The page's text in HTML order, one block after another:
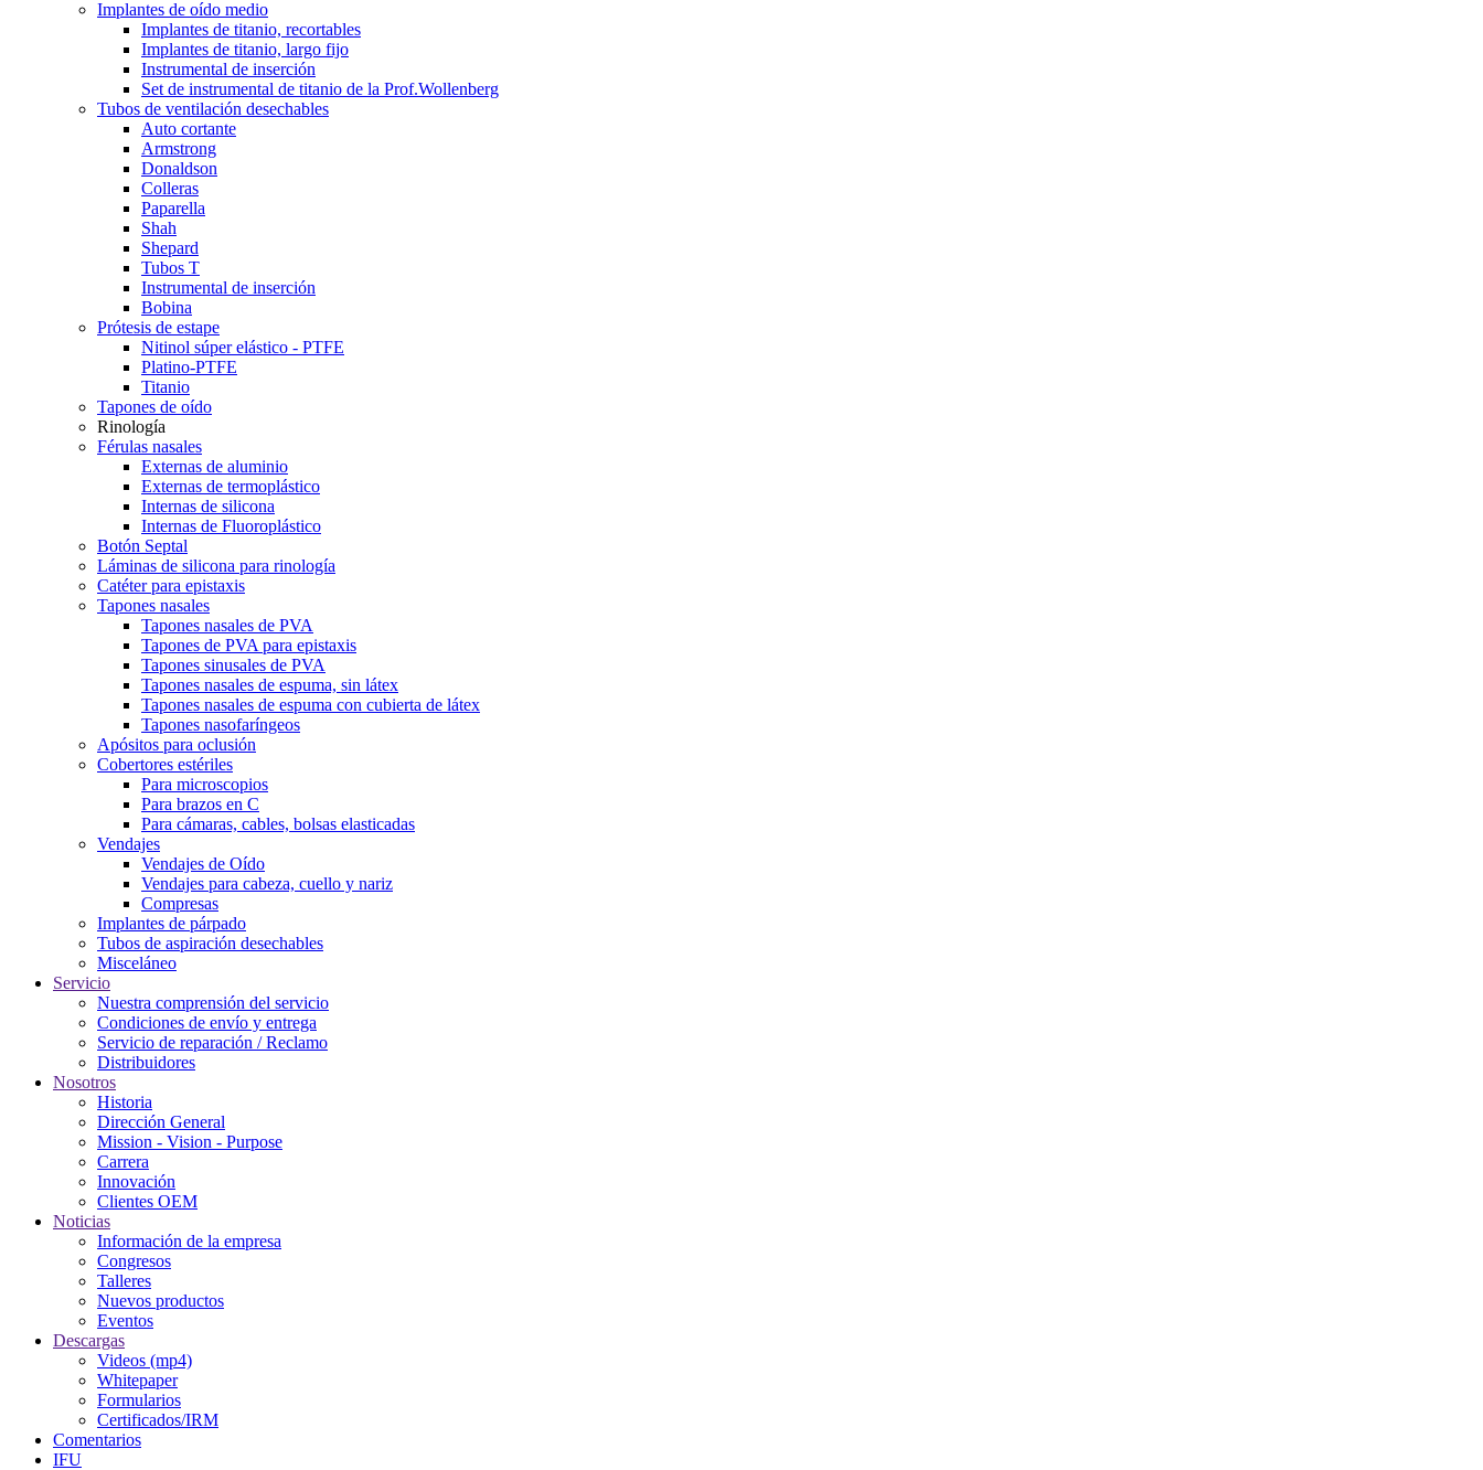
Implantes de oído medio
Implantes de titanio, recortables
Implantes de titanio, largo fijo
Instrumental de inserción
Set de instrumental de titanio de la Prof.Wollenberg
Tubos de ventilación desechables
Auto cortante
Armstrong
Donaldson
Colleras
Paparella
Shah
Shepard
Tubos T
Instrumental de inserción
Bobina
Prótesis de estape
Nitinol súper elástico - PTFE
Platino-PTFE
Titanio
Tapones de oído
Rinología
Férulas nasales
Externas de aluminio
Externas de termoplástico
Internas de silicona
Internas de Fluoroplástico
Botón Septal
Láminas de silicona para rinología
Catéter para epistaxis
Tapones nasales
Tapones nasales de PVA
Tapones de PVA para epistaxis
Tapones sinusales de PVA
Tapones nasales de espuma, sin látex
Tapones nasales de espuma con cubierta de látex
Tapones nasofaríngeos
Apósitos para oclusión
Cobertores estériles
Para microscopios
Para brazos en C
Para cámaras, cables, bolsas elasticadas
Vendajes
Vendajes de Oído
Vendajes para cabeza, cuello y nariz
Compresas
Implantes de párpado
Tubos de aspiración desechables
Misceláneo
Servicio
Nuestra comprensión del servicio
Condiciones de envío y entrega
Servicio de reparación / Reclamo
Distribuidores
Nosotros
Historia
Dirección General
Mission - Vision - Purpose
Carrera
Innovación
Clientes OEM
Noticias
Información de la empresa
Congresos
Talleres
Nuevos productos
Eventos
Descargas
Videos (mp4)
Whitepaper
Formularios
Certificados/IRM
Comentarios
IFU